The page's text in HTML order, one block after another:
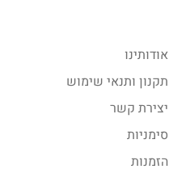
אודותינו
תקנון ותנאי שימוש
יצירת קשר
סימניות
הזמנות